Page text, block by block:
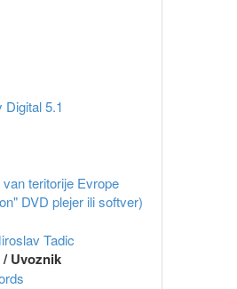
Digital 5.1
teritorije Evrope
DVD plejer ili softver)
Tadic
Uvoznik